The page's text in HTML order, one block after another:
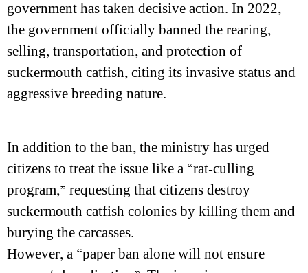
government has taken decisive action. In 2022,
the government officially banned the rearing,
selling, transportation, and protection of
suckermouth catfish, citing its invasive status and
aggressive breeding nature.
In addition to the ban, the ministry has urged
citizens to treat the issue like a “rat-culling
program,” requesting that citizens destroy
suckermouth catfish colonies by killing them and
burying the carcasses.
However, a “paper ban alone will not ensure